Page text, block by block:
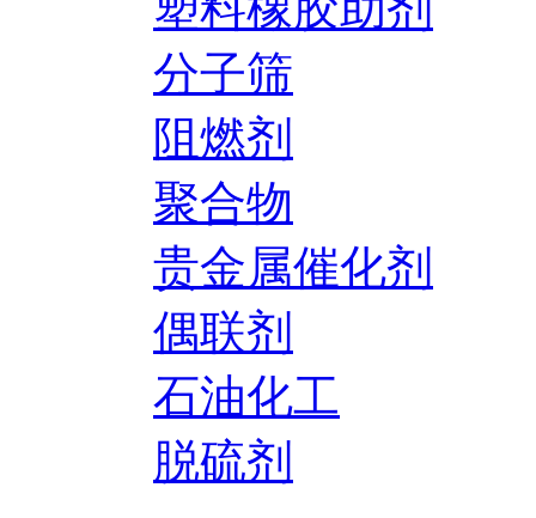
分子筛
阻燃剂
聚合物
贵金属催化剂
偶联剂
石油化工
脱硫剂